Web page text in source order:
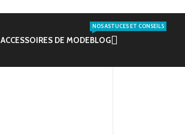
ACCESSOIRES DE MODEBLOG
NOS ASTUCES ET CONSEILS